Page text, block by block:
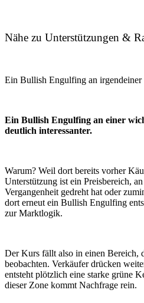
Nähe zu Unterstützungen &
Ein Bullish Engulfing an irgendeiner
Ein Bullish Engulfing an einer
deutlich interessanter.
Warum? Weil dort bereits vorher
Unterstützung ist ein Preisbereich,
Vergangenheit gedreht hat oder
dort erneut ein Bullish Engulfing
zur Marktlogik.
Der Kurs fällt also in einen Bereich,
beobachten. Verkäufer drücken
entsteht plötzlich eine starke grüne
dieser Zone kommt Nachfrage rein.